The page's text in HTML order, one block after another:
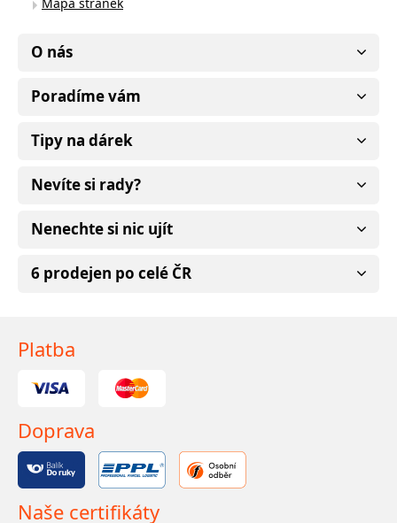
O nás
Poradíme vám
Tipy na dárek
Nevíte si rady?
Nenechte si nic ujít
6 prodejen po celé ČR
Platba
Doprava
Naše certifikáty